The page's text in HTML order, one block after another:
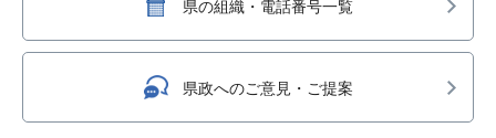
県の組織・電話番号一覧
県政へのご意見・ご提案